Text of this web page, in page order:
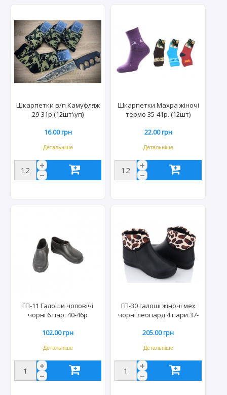
Шкарпетки в/п Камуфляж
29-31р (12шт\уп)
16.00 грн
Детальніше
Шкарпетки Махра жіночі
термо 35-41р. (12шт)
22.00 грн
Детальніше
ГП-11 Галоши чоловічі
чорні 6 пар. 40-46р
102.00 грн
Детальніше
ГП-30 галоші жіночі мех
чорні леопард 4 пари 37-
205.00 грн
Детальніше